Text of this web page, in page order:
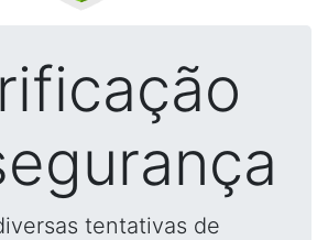
tentativas de